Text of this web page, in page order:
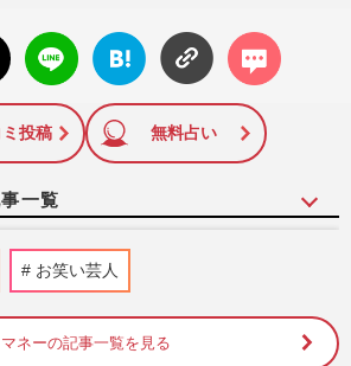
LINE
はてな
ブック
に追加
コメン
ト
投稿 無料占い
一覧
活費が浮く優待株14選》年間20万〜
円おトクに! 200銘柄保有の“達人主
女性2026年8月11日号 2026/8/2
お笑い芸人
マネーの記事一覧を見る